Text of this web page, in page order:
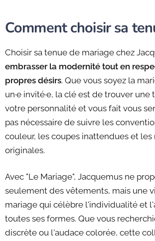
Comment choisir sa
Choisir sa tenue de mariage chez
embrasser la modernité tout en
propres désirs. Que vous soyez la
un·e invité·e, la clé est de trouver
votre personnalité et vous fait vous
pas nécessaire de suivre les
couleur, les coupes inattendues et les
originales.
Avec "Le Mariage", Jacquemus ne
seulement des vêtements, mais une
mariage qui célèbre l'individualité et
toutes ses formes. Que vous
discrète ou l'audace colorée, cette